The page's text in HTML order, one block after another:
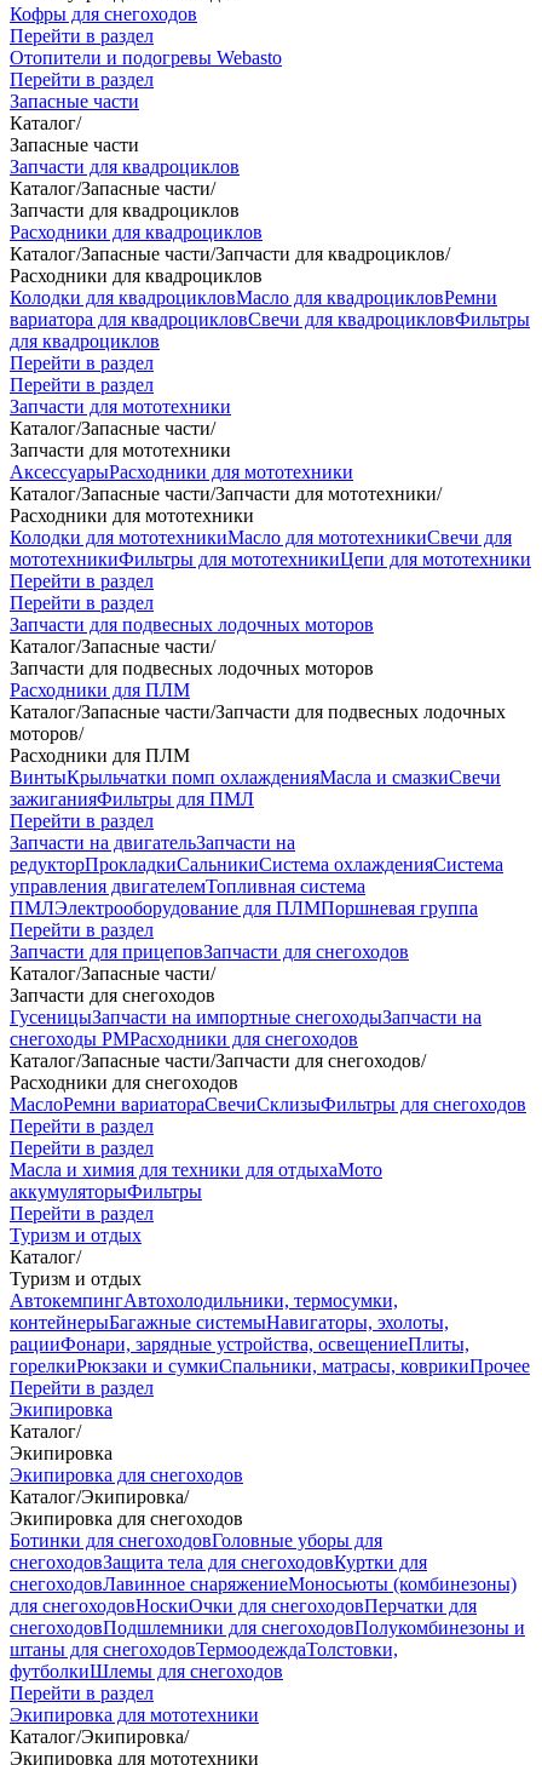
Кофры для снегоходов
Перейти в раздел
Отопители и подогревы Webasto
Перейти в раздел
Запасные части
Каталог/
Запасные части
Запчасти для квадроциклов
Каталог/Запасные части/
Запчасти для квадроциклов
Расходники для квадроциклов
Каталог/Запасные части/Запчасти для квадроциклов/
Расходники для квадроциклов
Колодки для квадроцикловМасло для квадроцикловРемни
вариатора для квадроцикловСвечи для квадроцикловФильтры
для квадроциклов
Перейти в раздел
Перейти в раздел
Запчасти для мототехники
Каталог/Запасные части/
Запчасти для мототехники
АксессуарыРасходники для мототехники
Каталог/Запасные части/Запчасти для мототехники/
Расходники для мототехники
Колодки для мототехникиМасло для мототехникиСвечи для
мототехникиФильтры для мототехникиЦепи для мототехники
Перейти в раздел
Перейти в раздел
Запчасти для подвесных лодочных моторов
Каталог/Запасные части/
Запчасти для подвесных лодочных моторов
Расходники для ПЛМ
Каталог/Запасные части/Запчасти для подвесных лодочных
моторов/
Расходники для ПЛМ
ВинтыКрыльчатки помп охлажденияМасла и смазкиСвечи
зажиганияФильтры для ПМЛ
Перейти в раздел
Запчасти на двигательЗапчасти на
редукторПрокладкиСальникиСистема охлажденияСистема
управления двигателемТопливная система
ПМЛЭлектрооборудование для ПЛМПоршневая группа
Перейти в раздел
Запчасти для прицеповЗапчасти для снегоходов
Каталог/Запасные части/
Запчасти для снегоходов
ГусеницыЗапчасти на импортные снегоходыЗапчасти на
снегоходы РМРасходники для снегоходов
Каталог/Запасные части/Запчасти для снегоходов/
Расходники для снегоходов
МаслоРемни вариатораСвечиСклизыФильтры для снегоходов
Перейти в раздел
Перейти в раздел
Масла и химия для техники для отдыхаМото
аккумуляторыФильтры
Перейти в раздел
Туризм и отдых
Каталог/
Туризм и отдых
АвтокемпингАвтохолодильники, термосумки,
контейнерыБагажные системыНавигаторы, эхолоты,
рацииФонари, зарядные устройства, освещениеПлиты,
горелкиРюкзаки и сумкиСпальники, матрасы, коврикиПрочее
Перейти в раздел
Экипировка
Каталог/
Экипировка
Экипировка для снегоходов
Каталог/Экипировка/
Экипировка для снегоходов
Ботинки для снегоходовГоловные уборы для
снегоходовЗащита тела для снегоходовКуртки для
снегоходовЛавинное снаряжениеМоносьюты (комбинезоны)
для снегоходовНоскиОчки для снегоходовПерчатки для
снегоходовПодшлемники для снегоходовПолукомбинезоны и
штаны для снегоходовТермоодеждаТолстовки,
футболкиШлемы для снегоходов
Перейти в раздел
Экипировка для мототехники
Каталог/Экипировка/
Экипировка для мототехники